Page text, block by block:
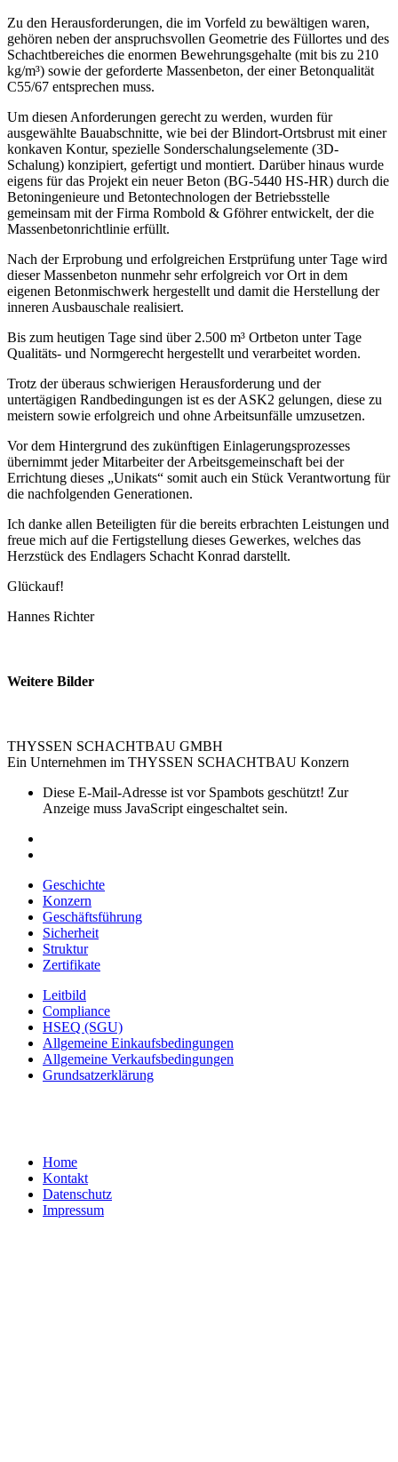
Zu den Herausforderungen, die im Vorfeld zu bewältigen waren,
gehören neben der anspruchsvollen Geometrie des Füllortes und des
Schachtbereiches die enormen Bewehrungsgehalte (mit bis zu 210
kg/m³) sowie der geforderte Massenbeton, der einer Betonqualität
C55/67 entsprechen muss.
Um diesen Anforderungen gerecht zu werden, wurden für
ausgewählte Bauabschnitte, wie bei der Blindort-Ortsbrust mit einer
konkaven Kontur, spezielle Sonderschalungselemente (3D-
Schalung) konzipiert, gefertigt und montiert. Darüber hinaus wurde
eigens für das Projekt ein neuer Beton (BG-5440 HS-HR) durch die
Betoningenieure und Betontechnologen der Betriebsstelle
gemeinsam mit der Firma Rombold & Gföhrer entwickelt, der die
Massenbetonrichtlinie erfüllt.
Nach der Erprobung und erfolgreichen Erstprüfung unter Tage wird
dieser Massenbeton nunmehr sehr erfolgreich vor Ort in dem
eigenen Betonmischwerk hergestellt und damit die Herstellung der
inneren Ausbauschale realisiert.
Bis zum heutigen Tage sind über 2.500 m³ Ortbeton unter Tage
Qualitäts- und Normgerecht hergestellt und verarbeitet worden.
Trotz der überaus schwierigen Herausforderung und der
untertägigen Randbedingungen ist es der ASK2 gelungen, diese zu
meistern sowie erfolgreich und ohne Arbeitsunfälle umzusetzen.
Vor dem Hintergrund des zukünftigen Einlagerungsprozesses
übernimmt jeder Mitarbeiter der Arbeitsgemeinschaft bei der
Errichtung dieses „Unikats“ somit auch ein Stück Verantwortung für
die nachfolgenden Generationen.
Ich danke allen Beteiligten für die bereits erbrachten Leistungen und
freue mich auf die Fertigstellung dieses Gewerkes, welches das
Herzstück des Endlagers Schacht Konrad darstellt.
Glückauf!
Hannes Richter
Weitere Bilder
THYSSEN SCHACHTBAU GMBH
Ein Unternehmen im THYSSEN SCHACHTBAU Konzern
Diese E-Mail-Adresse ist vor Spambots geschützt! Zur
Anzeige muss JavaScript eingeschaltet sein.
Geschichte
Konzern
Geschäftsführung
Sicherheit
Struktur
Zertifikate
Leitbild
Compliance
HSEQ (SGU)
Allgemeine Einkaufsbedingungen
Allgemeine Verkaufsbedingungen
Grundsatzerklärung
Home
Kontakt
Datenschutz
Impressum